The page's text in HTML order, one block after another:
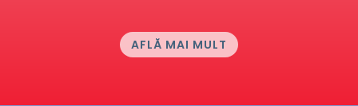
AFLĂ MAI MULT